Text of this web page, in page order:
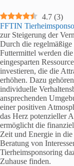
4.7 (3)
FFTIN
zur Steigerung der
Durch die
Futtermittel werden
eingesparten
investieren, die die
erhöhen. Dazu
individuelle
ansprechenden
einer positiven
das Herz potenzieller
ermöglicht die
Zeit und Energie in
Beratung von
Tierheimsponsoring
Zuhause finden.